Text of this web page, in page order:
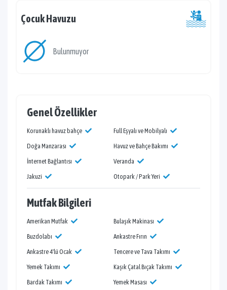
Çocuk Havuzu
Bulunmuyor
Genel Özellikler
Korunaklı havuz bahçe
Full Eşyalı ve Mobilyalı
Doğa Manzarası
Havuz ve Bahçe Bakımı
İnternet Bağlantısı
Veranda
Jakuzi
Otopark / Park Yeri
Mutfak Bilgileri
Amerikan Mutfak
Bulaşık Makinası
Buzdolabı
Ankastre Fırın
Ankastre 4'lü Ocak
Tencere ve Tava Takımı
Yemek Takımı
Kaşık Çatal Bıçak Takımı
Bardak Takımı
Yemek Masası